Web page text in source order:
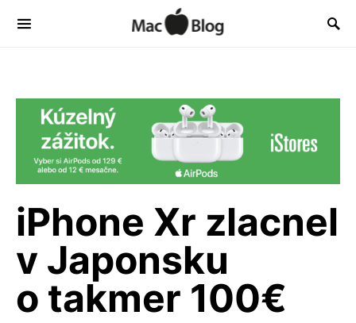
iPhone Xr zlacnel
v Japonsku
o takmer 100€